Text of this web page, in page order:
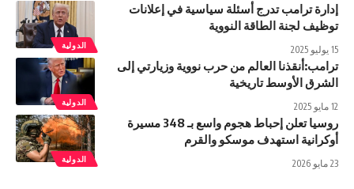
الدولية
إدارة ترامب تدرج أسئلة سياسية في إعلانات
توظيف لجنة الطاقة النووية
15 يوليو 2025
الدولية
ترامب:أنقذنا العالم من حرب نووية وزيارتي إلى
الشرق الأوسط تاريخية
12 مايو 2025
الدولية
روسيا تعلن إحباط هجوم واسع بـ 348 مسيرة
أوكرانية استهدف موسكو والقرم
23 مايو 2026